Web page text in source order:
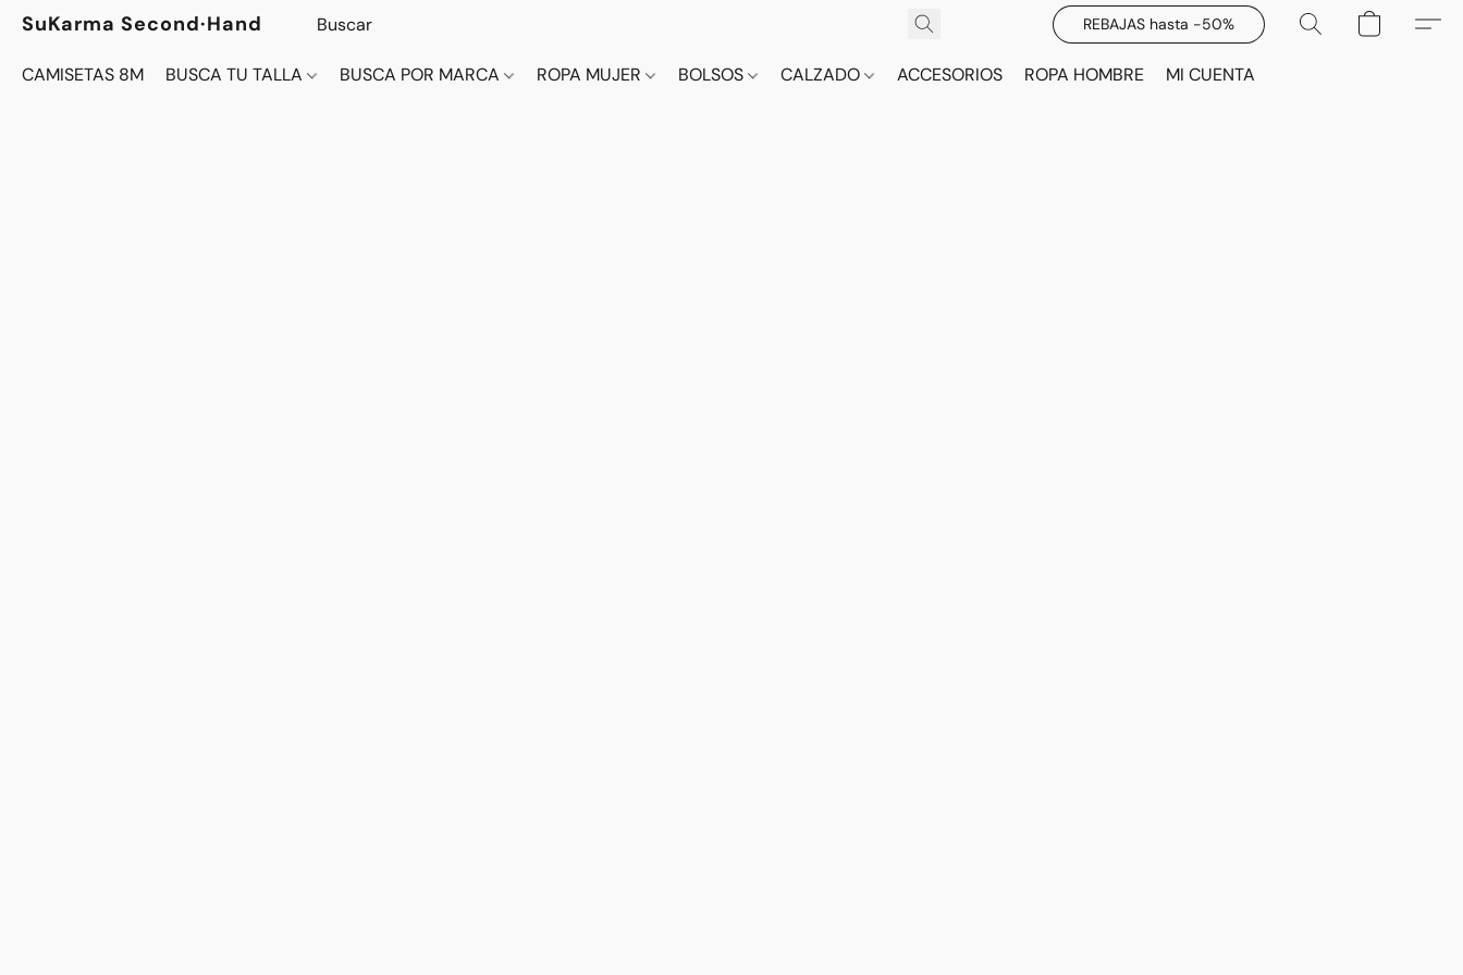
SuKarma Second·Hand REBAJAS hasta -50%
CAMISETAS 8M BUSCA TU TALLA BUSCA POR MARCA ROPA MUJER BOLSOS CALZADO ACCESORIOS ROPA HOMBRE MI CUENTA